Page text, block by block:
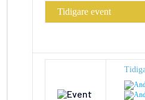
Tidigare event